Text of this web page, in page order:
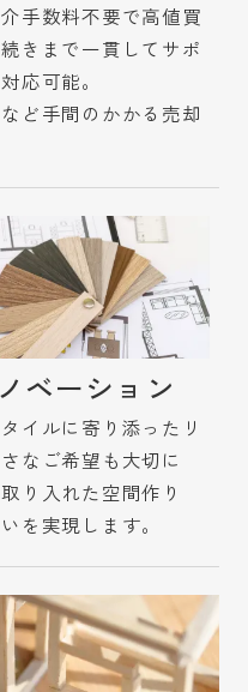
手数料不要で高値買
きまで一貫してサポ
応可能。
ど手間のかかる売却
ベーション
イルに寄り添ったリ
なご希望も大切に
り入れた空間作り
を実現します。